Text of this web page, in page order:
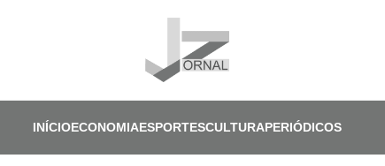
Pular para o conteúdo principal
INÍCIOECONOMIAESPORTESCULTURAPERIÓDICOS